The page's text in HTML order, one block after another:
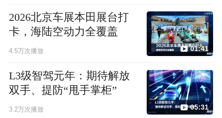
2026北京车展本田展台打
卡，海陆空动力全覆盖
4.5万次播放 01:41
L3级智驾元年：期待解放
双手、提防“甩手掌柜”
3.2万次播放 05:31